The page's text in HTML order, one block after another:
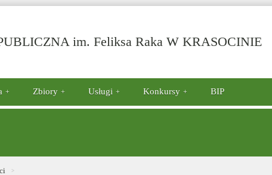
im. Feliksa Raka W KRASOCINIE-
Zbiory Usługi Konkursy BIP